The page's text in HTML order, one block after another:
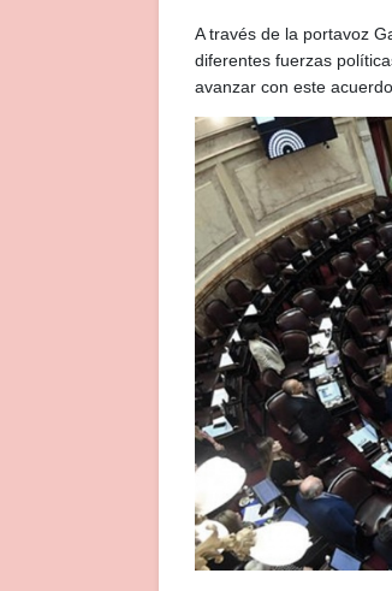
A través de la portavoz
diferentes fuerzas
avanzar con este